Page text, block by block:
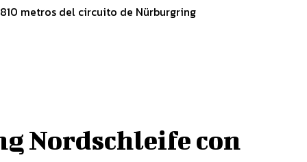
metros del circuito de Nürburgring
Nordschleife con